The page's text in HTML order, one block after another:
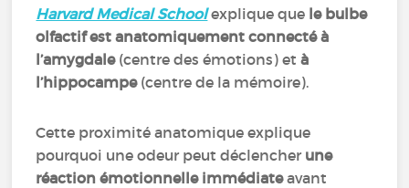
Harvard Medical Schoolexplique que le bulbe
olfactif est anatomiquement connecté à
l’amygdale(centre des émotions) et à
l’hippocampe(centre de la mémoire).
Cette proximité anatomique explique
pourquoi une odeur peut déclencher une
réaction émotionnelle immédiateavant